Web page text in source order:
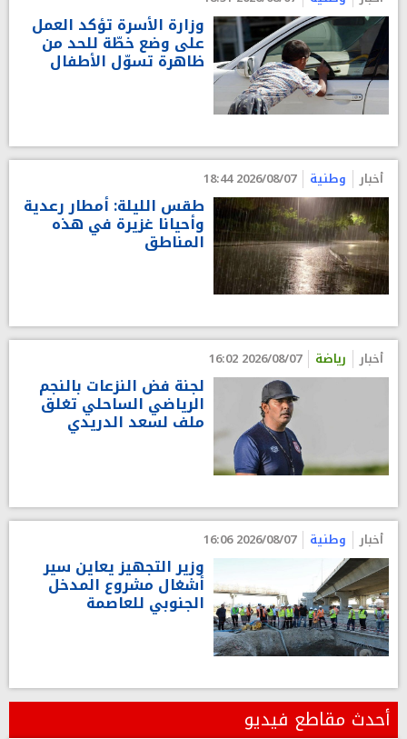
وزارة الأسرة تؤكد العمل
على وضع خطّة للحد من
ظاهرة تسوّل الأطفال
أخبار وطنية 2026/08/07 18:44
طقس الليلة: أمطار رعدية
وأحيانا غزيرة في هذه
المناطق
أخبار رياضة 2026/08/07 16:02
لجنة فض النزعات بالنجم
الرياضي الساحلي تغلق
ملف لسعد الدريدي
أخبار وطنية 2026/08/07 16:06
وزير التجهيز يعاين سير
أشغال مشروع المدخل
الجنوبي للعاصمة
أحدث مقاطع فيديو